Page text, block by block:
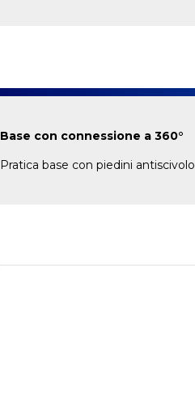
Base con connessione a 360°
Pratica base con piedini